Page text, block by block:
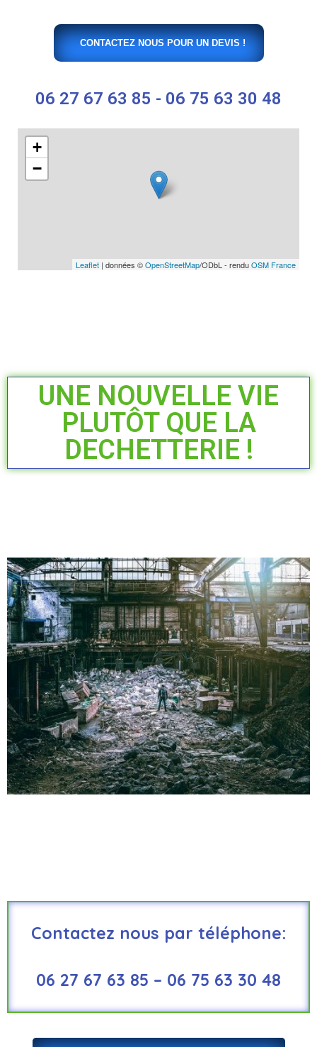
CONTACTEZ NOUS POUR UN DEVIS !
06 27 67 63 85 - 06 75 63 30 48
+
−
Leaflet | données ©OpenStreetMap/ODbL - renduOSM France
UNE NOUVELLE VIE
PLUTÔT QUE LA
DECHETTERIE !
Contactez nous par téléphone:
06 27 67 63 85 – 06 75 63 30 48